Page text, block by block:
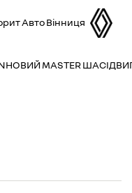
Авто Вінниця
НОВИЙ MASTER ШАСІ